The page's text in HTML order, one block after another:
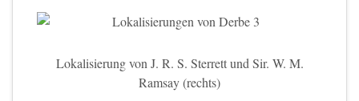
Lokalisierung von J. R. S. Sterrett und Sir. W. M.
Ramsay (rechts)